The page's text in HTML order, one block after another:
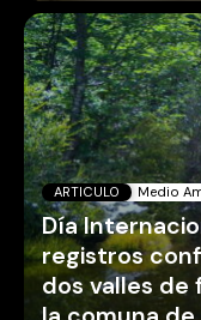
ARTICULO Medio
Día
registros
dos valles de